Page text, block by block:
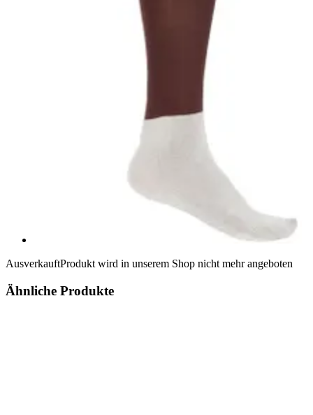
AusverkauftProdukt wird in unserem Shop nicht mehr angeboten
Ähnliche Produkte